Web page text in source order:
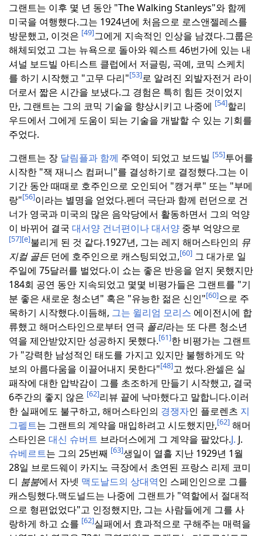
그랜트는 이후 몇 년 동안 "The Walking Stanleys"와 함께
미국을 여행했다.그는 1924년에 처음으로 로스앤젤레스를
방문했고, 이것은 [49]그에게 지속적인 인상을 남겼다.그룹은
해체되었고 그는 뉴욕으로 돌아와 웨스트 46번가에 있는 내
셔널 보드빌 아티스트 클럽에서 저글링, 곡예, 코믹 스케치
를 하기 시작했고 "고무 다리"[53]로 알려진 외발자전거 라이
더로서 짧은 시간을 보냈다.그 경험은 특히 힘든 것이었지
만, 그랜트는 그의 코믹 기술을 향상시키고 나중에 [54]할리
우드에서 그에게 도움이 되는 기술을 개발할 수 있는 기회를
주었다.
그랜트는 장 달림플과 함께 주역이 되었고 보드빌 [55]투어를
시작한 "잭 재니스 컴퍼니"를 결성하기로 결정했다.그는 이
기간 동안 때때로 호주인으로 오인되어 "캥거루" 또는 "부메
랑"[56]이라는 별명을 얻었다.펜더 극단과 함께 런던으로 건
너가 영국과 미국의 많은 음악당에서 활동하면서 그의 억양
이 바뀌어 결국 대서양 건너편이나 대서양 중부 억양으로
[57][e]불리게 된 것 같다.1927년, 그는 레지 해머스타인의 뮤
지컬 골든 던에 호주인으로 캐스팅되었고,[60] 그 대가로 일
주일에 75달러를 벌었다.이 쇼는 좋은 반응을 얻지 못했지만
184회 공연 동안 지속되었고 몇몇 비평가들은 그랜트를 "기
분 좋은 새로운 청소년" 혹은 "유능한 젊은 신인"[60]으로 주
목하기 시작했다.이듬해, 그는 윌리엄 모리스 에이전시에 합
류했고 해머스타인으로부터 연극 폴리라는 또 다른 청소년
역을 제안받았지만 성공하지 못했다.[61]한 비평가는 그랜트
가 "강력한 남성적인 태도를 가지고 있지만 불행하게도 악
보의 아름다움을 이끌어내지 못한다"[48]고 썼다.완셀은 실
패작에 대한 압박감이 그를 초조하게 만들기 시작했고, 결국
6주간의 좋지 않은 [62]리뷰 끝에 낙마했다고 말합니다.이러
한 실패에도 불구하고, 해머스타인의 경쟁자인 플로렌츠 지
그펠트는 그랜트의 계약을 매입하려고 시도했지만,[62] 해머
스타인은 대신 슈버트 브라더스에게 그 계약을 팔았다.J. J.
슈베르트는 그의 25번째 [63]생일이 열흘 지난 1929년 1월
28일 브로드웨이 카지노 극장에서 초연된 프랑스 리제 코미
디 붐붐에서 자넷 맥도날드의 상대역인 스페인인으로 그를
캐스팅했다.맥도널드는 나중에 그랜트가 "역할에서 절대적
으로 형편없었다"고 인정했지만, 그는 사람들에게 그를 사
랑하게 하고 쇼를 [62]실패에서 효과적으로 구해주는 매력을